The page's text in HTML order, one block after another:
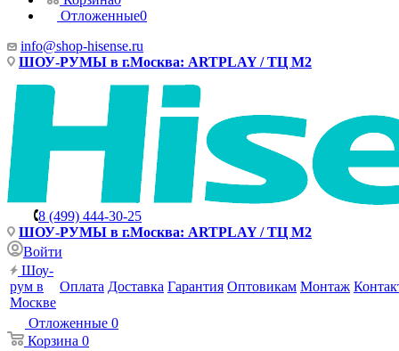
Отложенные0
info@shop-hisense.ru
ШОУ-РУМЫ в г.Москва: ARTPLAY / ТЦ М2
8 (499) 444-30-25
ШОУ-РУМЫ в г.Москва: ARTPLAY / ТЦ М2
Войти
Шоу-
рум в
Москве
Оплата Доставка Гарантия Оптовикам Монтаж
Отложенные 0
Корзина 0